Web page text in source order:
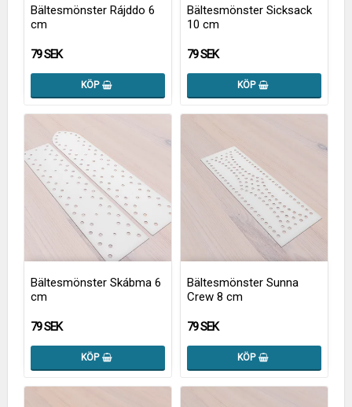
Bältesmönster Rájddo 6
cm
79 SEK
KÖP
Bältesmönster Sicksack
10 cm
79 SEK
KÖP
Bältesmönster Skábma 6
cm
79 SEK
KÖP
Bältesmönster Sunna
Crew 8 cm
79 SEK
KÖP